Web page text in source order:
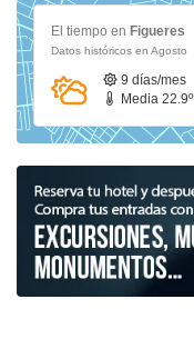
El tiempo en Figueres
Datos históricos en Agosto
9 días/mes
Media 22.9º